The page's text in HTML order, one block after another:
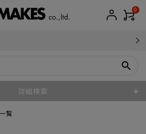
0
search
詳細検索
覧